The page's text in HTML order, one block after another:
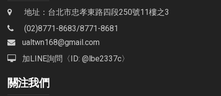
地址：台北市忠孝東路四段250號11樓之3
(02)8771-8683/8771-8681
ualtwn168@gmail.com
加LINE詢問〈ID: @lbe2337c〉
關注我們